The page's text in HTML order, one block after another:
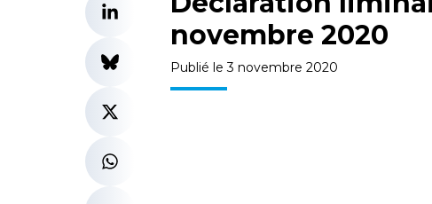
novembre 2020
Publié le 3 novembre 2020